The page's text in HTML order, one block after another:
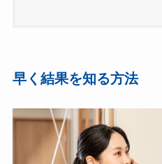
早く結果を知る方法